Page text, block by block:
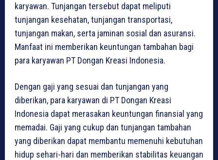
karyawan. Tunjangan tersebut dapat meliputi
tunjangan kesehatan, tunjangan transportasi,
tunjangan makan, serta jaminan sosial dan asuransi.
Manfaat ini memberikan keuntungan tambahan bagi
para karyawan PT Dongan Kreasi Indonesia.
Dengan gaji yang sesuai dan tunjangan yang
diberikan, para karyawan di PT Dongan Kreasi
Indonesia dapat merasakan keuntungan finansial yang
memadai. Gaji yang cukup dan tunjangan tambahan
yang diberikan dapat membantu memenuhi kebutuhan
hidup sehari-hari dan memberikan stabilitas keuangan